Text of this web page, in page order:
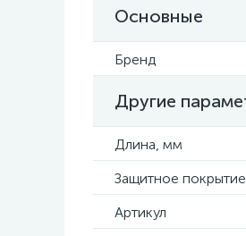
Основные
Бренд
Другие
Длина, мм
Защитное покрытие
Артикул